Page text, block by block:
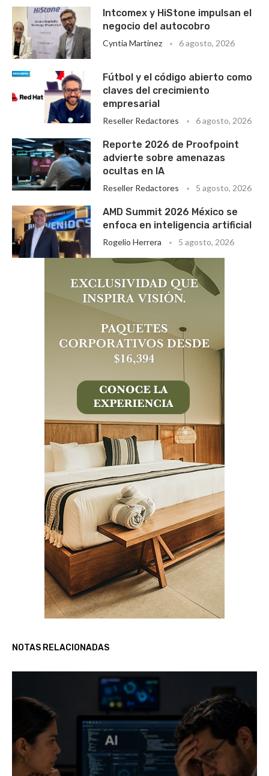
Intcomex y HiStone impulsan el
negocio del autocobro
Cyntia Martinez 6 agosto, 2026
Fútbol y el código abierto como
claves del crecimiento
empresarial
Reseller Redactores 6 agosto, 2026
Reporte 2026 de Proofpoint
advierte sobre amenazas
ocultas en IA
Reseller Redactores 5 agosto, 2026
AMD Summit 2026 México se
enfoca en inteligencia artificial
Rogelio Herrera 5 agosto, 2026
NOTAS RELACIONADAS